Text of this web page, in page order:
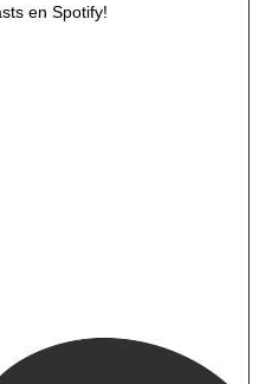
en Spotify!